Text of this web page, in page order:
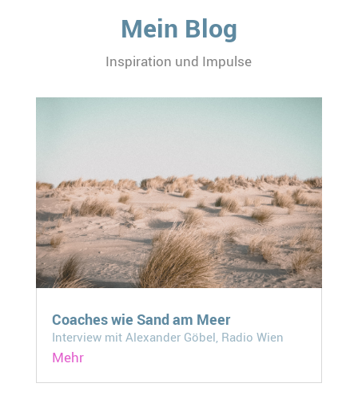
Mein Blog
Inspiration und Impulse
Coaches wie Sand am Meer
Interview mit Alexander Göbel, Radio Wien
Mehr